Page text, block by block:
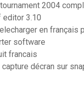
2004
editor 3.10
en français
software
francais
décran sur